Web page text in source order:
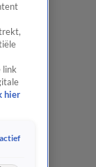
link
hier